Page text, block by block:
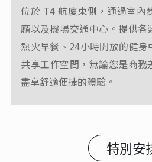
位於 T4 航廈東側，通過室內
廳以及機場交通中心。提供各
熱火早餐、24小時開放的健
共享工作空間，無論您是商
盡享舒適便捷的體驗。
特別安